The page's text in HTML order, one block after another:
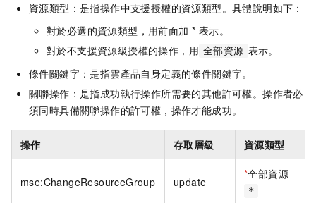
資源類型：是指操作中支援授權的資源類型。具體說明如下：
對於必選的資源類型，用前面加 * 表示。
對於不支援資源級授權的操作，用 全部資源 表示。
條件關鍵字：是指雲產品自身定義的條件關鍵字。
關聯操作：是指成功執行操作所需要的其他許可權。操作者必
須同時具備關聯操作的許可權，操作才能成功。
操作 存取層級 資源類型
mse:ChangeResourceGroup update
*全部資源
*